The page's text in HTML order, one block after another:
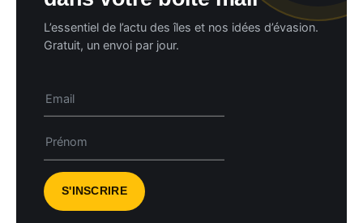
L’essentiel de l’actu des îles et nos idées d’évasion.
Gratuit, un envoi par jour.